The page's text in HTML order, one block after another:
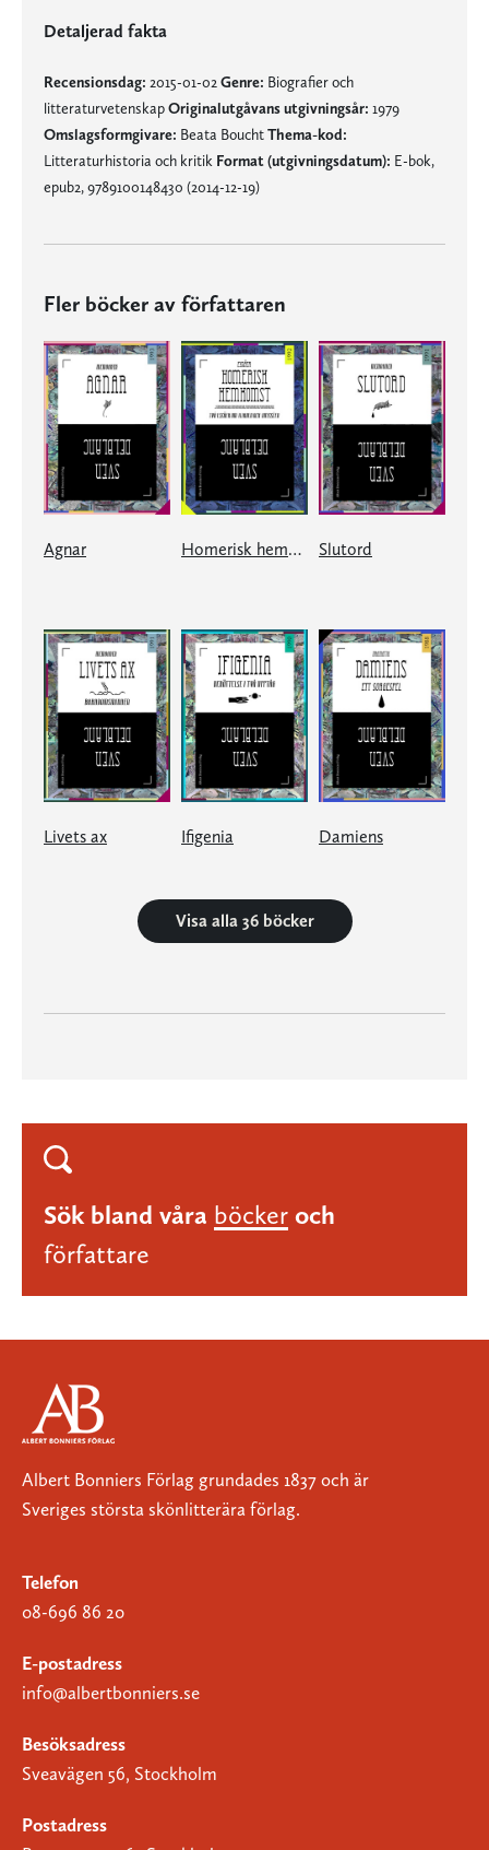
Detaljerad fakta
Recensionsdag: 2015-01-02 Genre: Biografier och
litteraturvetenskapOriginalutgåvans utgivningsår: 1979
Omslagsformgivare: Beata BouchtThema-kod:
Litteraturhistoria och kritik Format (utgivningsdatum): E-bok,
epub2, 9789100148430 (2014-12-19)
Fler böcker av författaren
Agnar Homerisk hemkomst Slutord
Livets ax Ifigenia Damiens
Visa alla 36 böcker
Sök bland våra böcker och
författare
Albert Bonniers Förlag grundades 1837 och är
Sveriges största skönlitterära förlag.
Telefon
08-696 86 20
E-postadress
info@albertbonniers.se
Besöksadress
Sveavägen 56, Stockholm
Postadress